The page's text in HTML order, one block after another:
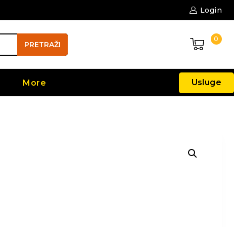
Login
PRETRAŽI
0
More Usluge